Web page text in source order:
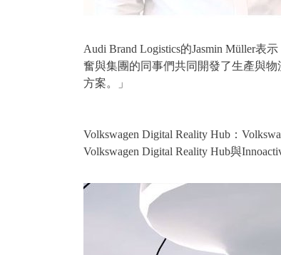
Audi Brand Logistics的Jasmin Müller
奮與集團的同事們共同開發了生產與
方案。」
Volkswagen Digital Reality Hub：
Volkswagen Digital Reality Hub與